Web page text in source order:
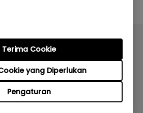
Pengaturan
yang Diperlukan
Terima Cookie